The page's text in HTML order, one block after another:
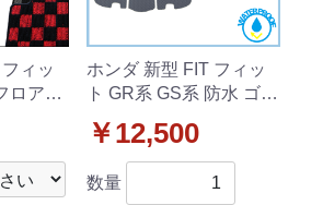
ィッ
ロアマ
新品
ホンダ 新型 FIT フィッ
ト GR系 GS系 防水 ゴム
イプ 社外新品
￥12,500
数量